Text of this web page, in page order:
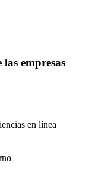
empresas
en línea